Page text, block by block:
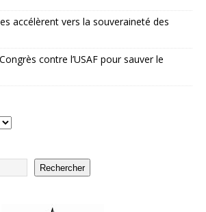
accélèrent vers la souveraineté des
contre l’USAF pour sauver le
Rechercher